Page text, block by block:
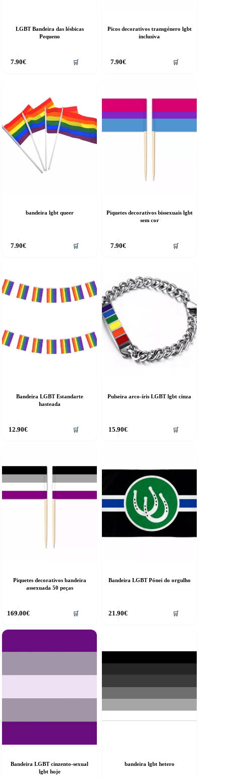
LGBT Bandeira das lésbicas
Pequeno
7.90€ 🛒
Picos decorativos transgénero lgbt
inclusiva
7.90€ 🛒
bandeira lgbt queer
7.90€ 🛒
Piquetes decorativos bissexuais lgbt
sem cor
7.90€ 🛒
Bandeira LGBT Estandarte
hasteada
12.90€ 🛒
Pulseira arco-íris LGBT lgbt cinza
15.90€ 🛒
Piquetes decorativos bandeira
assexuada 50 peças
169.00€ 🛒
Bandeira LGBT Pónei do orgulho
21.90€ 🛒
Bandeira LGBT cinzento-sexual
lgbt hoje
bandeira lgbt hetero